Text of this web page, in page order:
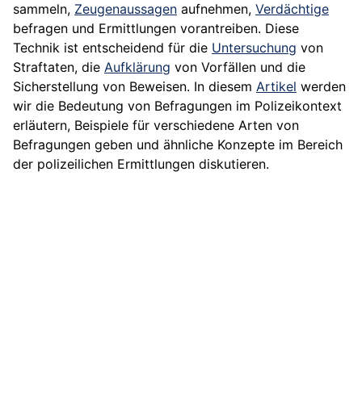
sammeln, Zeugenaussagen aufnehmen, Verdächtige
befragen und Ermittlungen vorantreiben. Diese
Technik ist entscheidend für die Untersuchung von
Straftaten, die Aufklärung von Vorfällen und die
Sicherstellung von Beweisen. In diesem Artikel werden
wir die Bedeutung von Befragungen im Polizeikontext
erläutern, Beispiele für verschiedene Arten von
Befragungen geben und ähnliche Konzepte im Bereich
der polizeilichen Ermittlungen diskutieren.